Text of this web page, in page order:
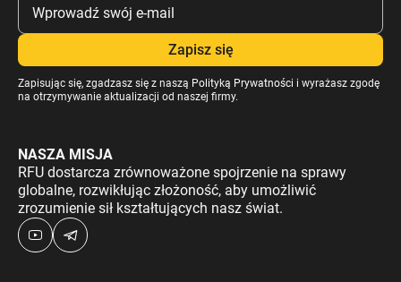
Zapisując się, zgadzasz się z naszą Polityką Prywatności i wyrażasz zgodę
na otrzymywanie aktualizacji od naszej firmy.
NASZA MISJA
RFU dostarcza zrównoważone spojrzenie na sprawy
globalne, rozwikłując złożoność, aby umożliwić
zrozumienie sił kształtujących nasz świat.